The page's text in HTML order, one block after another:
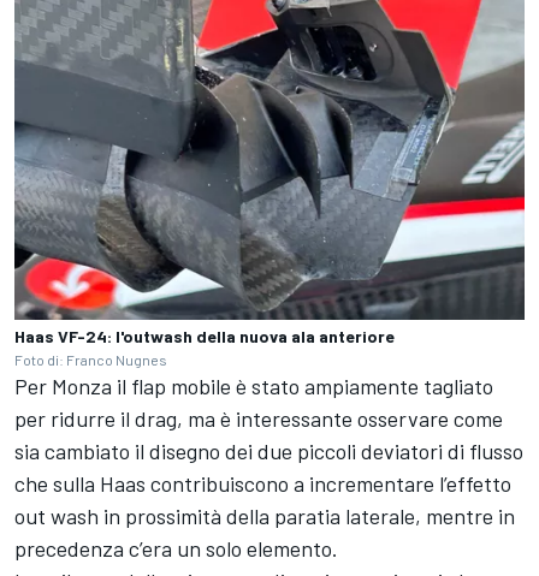
Haas VF-24: l'outwash della nuova ala anteriore
Foto di: Franco Nugnes
Per Monza il flap mobile è stato ampiamente tagliato
per ridurre il drag, ma è interessante osservare come
sia cambiato il disegno dei due piccoli deviatori di flusso
che sulla Haas contribuiscono a incrementare l’effetto
out wash in prossimità della paratia laterale, mentre in
precedenza c’era un solo elemento.